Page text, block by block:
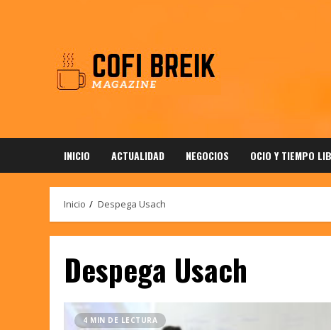
INICIO ACTUALIDAD NEGOCIOS OCIO Y TIEMPO
Inicio Despega Usach
Despega Usach
4 MIN DE LECTURA